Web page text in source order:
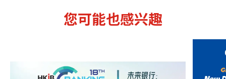
您可能也感兴趣